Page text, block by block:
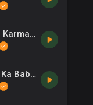
04 - Aaj Bhi Tum Karma Apna Kar Rahein -Jyoti Gokarna .mp3
08 - Teri Palana Ka Baba - Suresh Wadkar, Sadhna Sargam .mp3